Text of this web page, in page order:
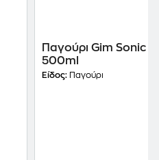
Παγούρι Gim Sonic
500ml
Είδος: Παγούρι